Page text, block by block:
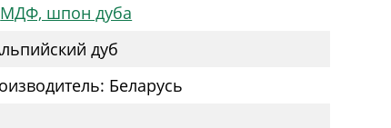
МДФ, шпон дуба
дуб
Беларусь